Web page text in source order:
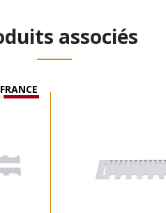
associés